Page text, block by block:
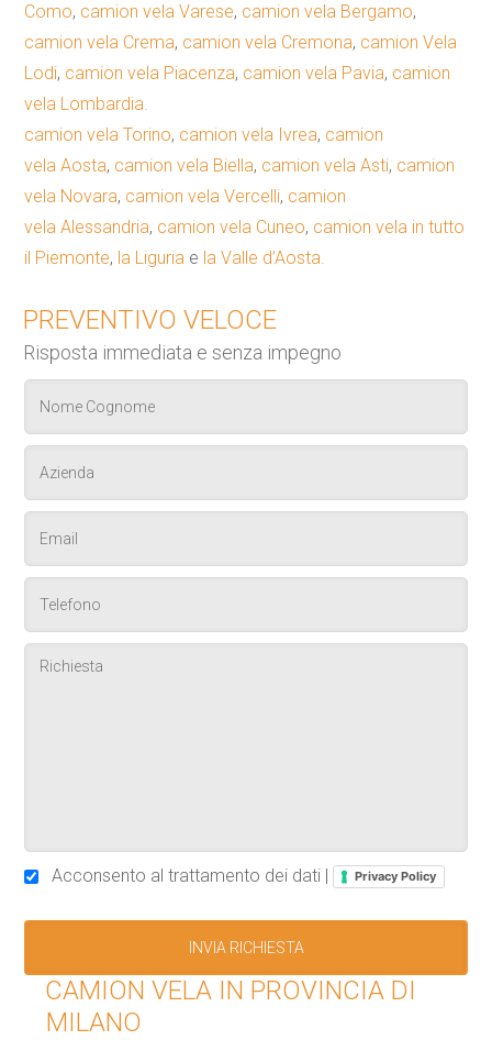
Como, camion vela Varese, camion vela Bergamo,
camion vela Crema, camion vela Cremona, camion Vela
Lodi, camion vela Piacenza, camion vela Pavia, camion
vela Lombardia.
camion vela Torino, camion vela Ivrea, camion
vela Aosta, camion vela Biella, camion vela Asti, camion
vela Novara, camion vela Vercelli, camion
vela Alessandria, camion vela Cuneo, camion vela in tutto
il Piemonte, la Liguria e la Valle d’Aosta.
PREVENTIVO VELOCE
Risposta immediata e senza impegno
Acconsento al trattamento dei dati | Privacy Policy
CAMION VELA IN PROVINCIA DI
MILANO